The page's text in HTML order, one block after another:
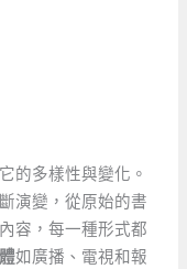
的多樣性與變化。
演變，從原始的書
容，每一種形式都
如廣播、電視和報